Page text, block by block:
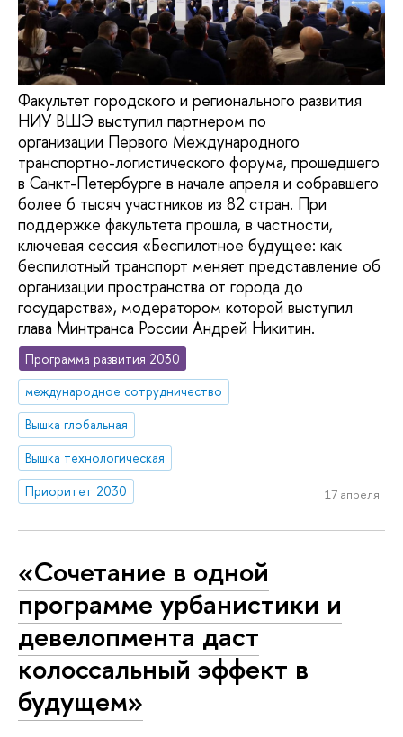
Факультет городского и регионального развития
НИУ ВШЭ выступил партнером по
организации Первого Международного
транспортно-логистического форума, прошедшего
в Санкт-Петербурге в начале апреля и собравшего
более 6 тысяч участников из 82 стран. При
поддержке факультета прошла, в частности,
ключевая сессия «Беспилотное будущее: как
беспилотный транспорт меняет представление об
организации пространства от города до
государства», модератором которой выступил
глава Минтранса России Андрей Никитин.
Программа развития 2030
международное сотрудничество
Вышка глобальная
Вышка технологическая
Приоритет 2030
17 апреля
«Сочетание в одной
программе урбанистики и
девелопмента даст
колоссальный эффект в
будущем»